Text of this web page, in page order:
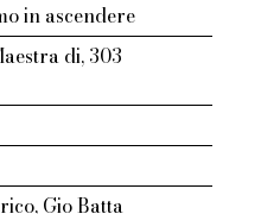
in ascendere
di, 303
Gio Batta